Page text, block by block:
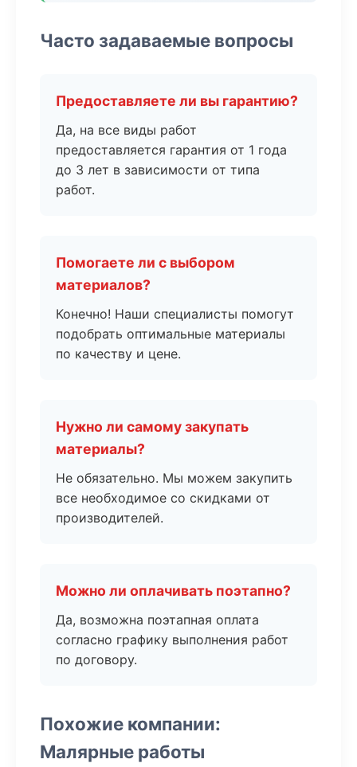
Часто задаваемые вопросы
Предоставляете ли вы гарантию?
Да, на все виды работ
предоставляется гарантия от 1 года
до 3 лет в зависимости от типа
работ.
Помогаете ли с выбором
материалов?
Конечно! Наши специалисты помогут
подобрать оптимальные материалы
по качеству и цене.
Нужно ли самому закупать
материалы?
Не обязательно. Мы можем закупить
все необходимое со скидками от
производителей.
Можно ли оплачивать поэтапно?
Да, возможна поэтапная оплата
согласно графику выполнения работ
по договору.
Похожие компании:
Малярные работы